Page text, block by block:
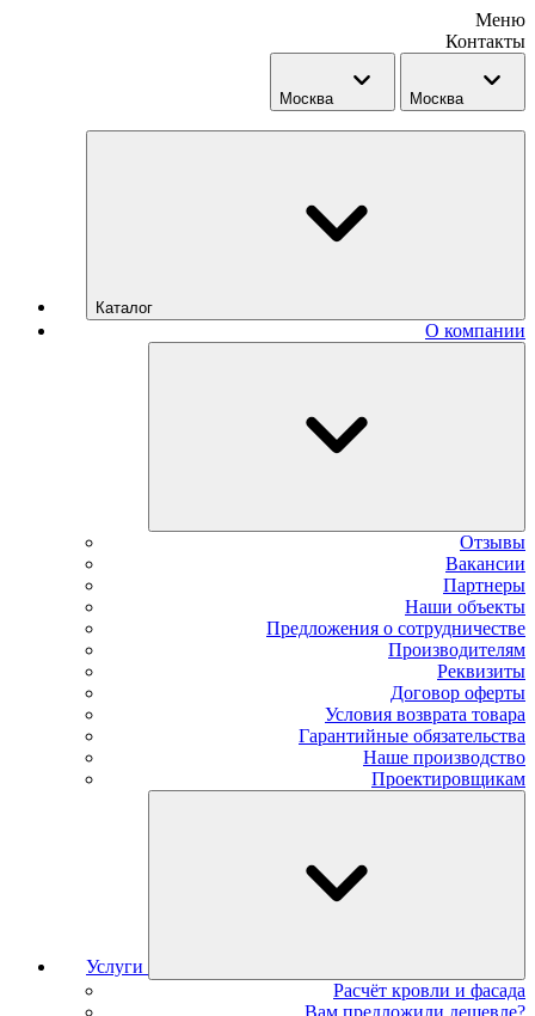
Меню
Контакты
Москва Москва
Каталог
О компании
Отзывы
Вакансии
Партнеры
Наши объекты
Предложения о сотрудничестве
Производителям
Реквизиты
Договор оферты
Условия возврата товара
Гарантийные обязательства
Наше производство
Проектировщикам
Услуги
Расчёт кровли и фасада
Вам предложили дешевле?